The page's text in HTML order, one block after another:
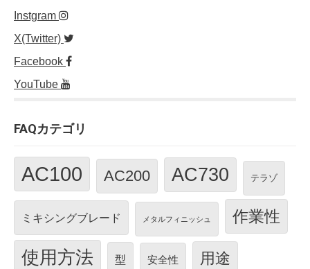
Instgram
X(Twitter)
Facebook
YouTube
FAQカテゴリ
AC100 AC200 AC730 テラゾ
ミキシングブレード メタルフィニッシュ 作業性
使用方法 型 安全性 用途